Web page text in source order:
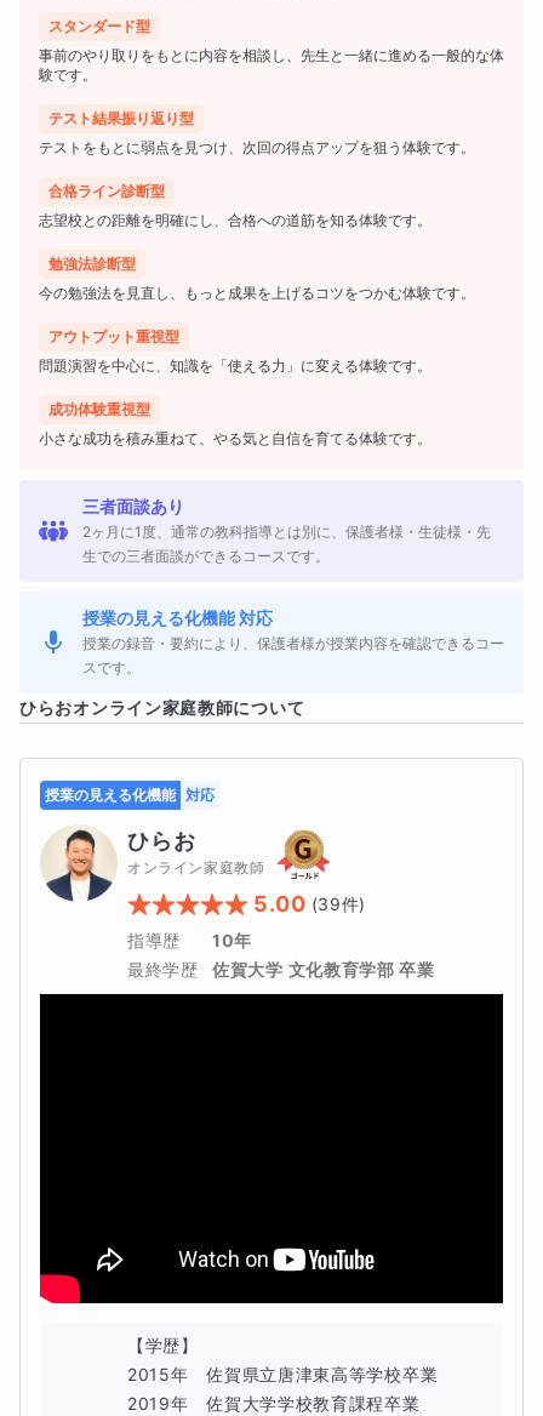
基礎力を徹底して本当の算数力を身に
つけます
中学受験算数では、難しい問題ばかりに目が向きがち
ですが、実際の入試では
このコースでは
・計算の精度
・文章題の考え方
など、算数の得点を安定させるための基礎力を体系的
します。
また、単に解き方を覚えるのではなく、
その結果、問題の形が変わっても対応できる
数力 を身につけることができます。
【コース内容】
◆算数の成績は「基礎力」で決まりま
考え方を身につけます。算数の点数を安定させたい生
徒さんにおすすめです。
◆計算ミス・解き方が思いつかない
原因はどこにある？
スタンダード型
事前のやり取りをもとに内容を相談し、先生と一緒に進める一般的な体
験です。
テスト結果振り返り型
テストをもとに弱点を見つけ、次回の得点アップを狙う体験です。
合格ライン診断型
志望校との距離を明確にし、合格への道筋を知る体験です。
勉強法診断型
今の勉強法を見直し、もっと成果を上げるコツをつかむ体験です。
アウトプット重視型
問題演習を中心に、知識を「使える力」に変える体験です。
成功体験重視型
小さな成功を積み重ねて、やる気と自信を育てる体験です。
三者面談あり
2ヶ月に1度、通常の教科指導とは別に、保護者様・生徒様・先
生での三者面談ができるコースです。
授業の見える化機能 対応
授業の録音・要約により、保護者様が授業内容を確認できるコー
スです。
ひらおオンライン家庭教師について
授業の見える化機能 対応
ひらお
オンライン家庭教師
5.00 (39件)
指導歴
10年
最終学歴
佐賀大学 文化教育学部 卒業
【学歴】
2015年　佐賀県立唐津東高等学校卒業
2019年　佐賀大学学校教育課程卒業